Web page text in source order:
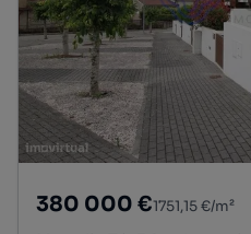
380 000 €1751,15 €/m²